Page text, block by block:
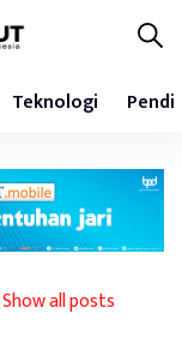
Teknologi
Show all posts